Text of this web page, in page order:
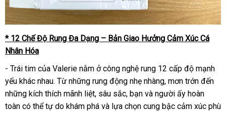
* 12 Chế Độ Rung Đa Dạng – Bản Giao Hưởng Cảm Xúc Cá
Nhân Hóa
- Trái tim của Valerie nằm ở công nghệ rung 12 cấp độ mạnh
yếu khác nhau. Từ những rung động nhẹ nhàng, mơn trớn đến
những kích thích mãnh liệt, sâu sắc, bạn và người ấy hoàn
toàn có thể tự do khám phá và lựa chọn cung bậc cảm xúc phù